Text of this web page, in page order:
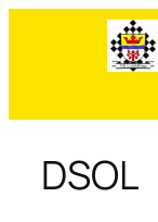
DSOL